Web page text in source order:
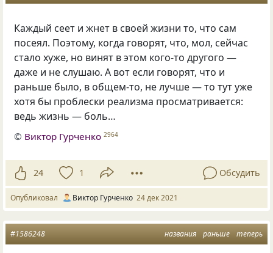
Каждый сеет и жнет в своей жизни то, что сам
посеял. Поэтому, когда говорят, что, мол, сейчас
стало хуже, но винят в этом кого-то другого —
даже и не слушаю. А вот если говорят, что и
раньше было, в общем-то, не лучше — то тут уже
хотя бы проблески реализма просматривается:
ведь жизнь — боль…
© Виктор Гурченко 2964
24 1 Обсудить
Опубликовал Виктор Гурченко 24 дек 2021
названия раньше теперь
#1586248